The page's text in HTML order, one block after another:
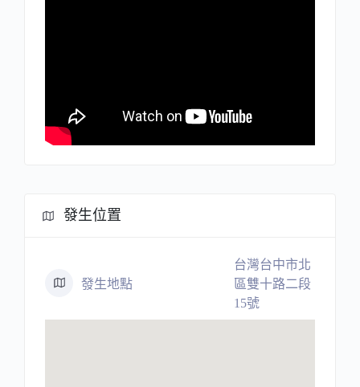
發生位置
發生地點
台灣台中市北
區雙十路二段
15號